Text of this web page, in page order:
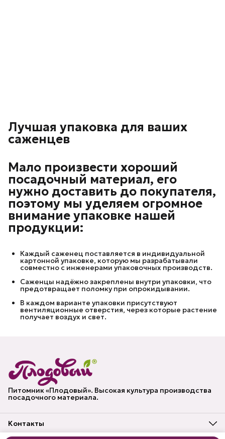
Лучшая упаковка для ваших
саженцев
Мало произвести хороший
посадочный материал, его
нужно доставить до покупателя,
поэтому мы уделяем огромное
внимание упаковке нашей
продукции:
Каждый саженец поставляется в индивидуальной
картонной упаковке, которую мы разрабатывали
совместно с инженерами упаковочных производств.
Саженцы надёжно закреплены внутри упаковки, что
предотвращает поломку при опрокидывании.
В каждом варианте упаковки присутствуют
вентиляционные отверстия, через которые растение
получает воздух и свет.
Питомник «Плодовый». Высокая культура производства
посадочного материала.
Контакты
Адрес